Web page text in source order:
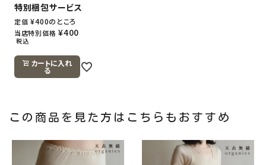
特別梱包サービス
定価 ¥400のところ
当店特別価格 ¥400
税込
カートに入れ
る
この商品を見た方はこちらもおすすめ